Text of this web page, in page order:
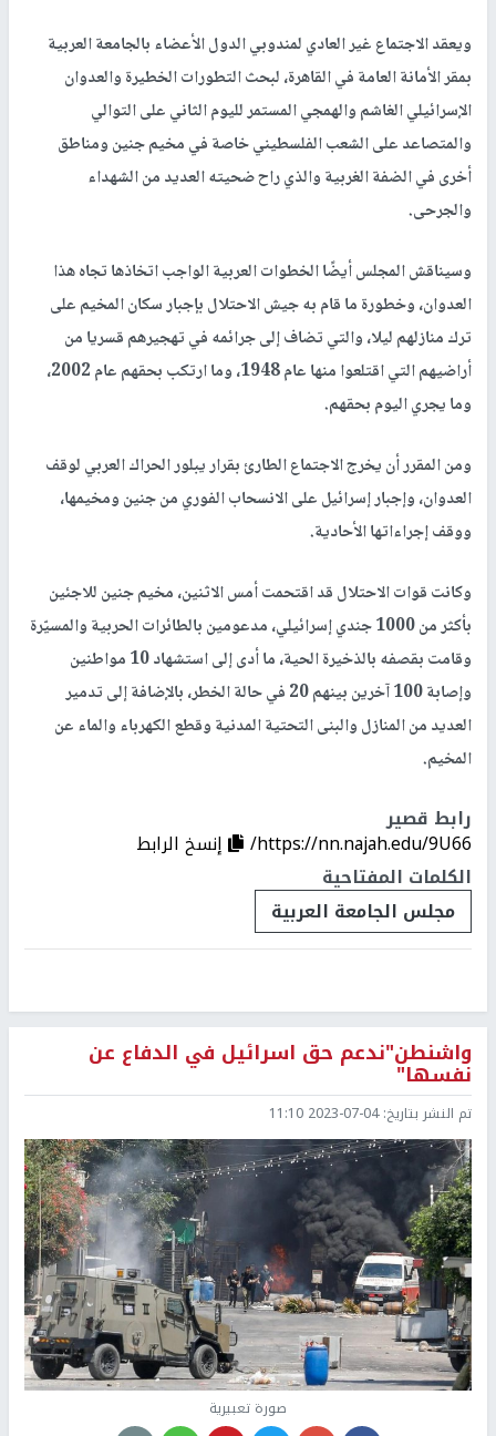
ويعقد الاجتماع غير العادي لمندوبي الدول الأعضاء بالجامعة العربية
بمقر الأمانة العامة في القاهرة، لبحث التطورات الخطيرة والعدوان
الإسرائيلي الغاشم والهمجي المستمر لليوم الثاني على التوالي
والمتصاعد على الشعب الفلسطيني خاصة في مخيم جنين ومناطق
أخرى في الضفة الغربية والذي راح ضحيته العديد من الشهداء
والجرحى.
وسيناقش المجلس أيضًا الخطوات العربية الواجب اتخاذها تجاه هذا
العدوان، وخطورة ما قام به جيش الاحتلال بإجبار سكان المخيم على
ترك منازلهم ليلا، والتي تضاف إلى جرائمه في تهجيرهم قسريا من
أراضيهم التي اقتلعوا منها عام 1948، وما ارتكب بحقهم عام 2002،
وما يجري اليوم بحقهم.
ومن المقرر أن يخرج الاجتماع الطارئ بقرار يبلور الحراك العربي لوقف
العدوان، وإجبار إسرائيل على الانسحاب الفوري من جنين ومخيمها،
ووقف إجراءاتها الأحادية.
وكانت قوات الاحتلال قد اقتحمت أمس الاثنين، مخيم جنين للاجئين
بأكثر من 1000 جندي إسرائيلي، مدعومين بالطائرات الحربية والمسيّرة
وقامت بقصفه بالذخيرة الحية، ما أدى إلى استشهاد 10 مواطنين
وإصابة 100 آخرين بينهم 20 في حالة الخطر، بالإضافة إلى تدمير
العديد من المنازل والبنى التحتية المدنية وقطع الكهرباء والماء عن
المخيم.
رابط قصير
https://nn.najah.edu/9U66/
إنسخ الرابط
الكلمات المفتاحية
مجلس الجامعة العربية
واشنطن"ندعم حق اسرائيل في الدفاع عن
نفسها"
تم النشر بتاريخ:2023-07-04 11:10
صورة تعبيرية